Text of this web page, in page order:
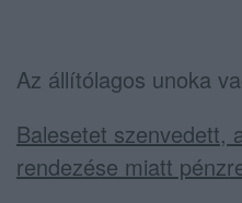
Az állítólagos unoka
Balesetet szenvedett,
rendezése miatt